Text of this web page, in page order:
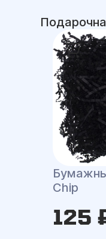
Chip
125